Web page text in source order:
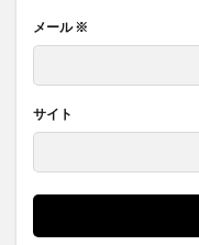
メール※
サイト